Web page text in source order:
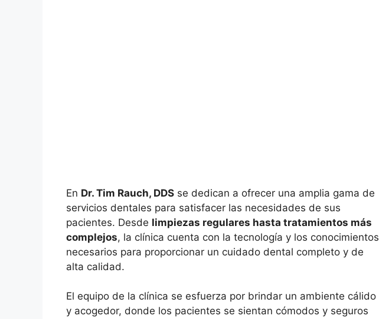
En Dr. Tim Rauch, DDS se dedican a ofrecer una amplia gama de
servicios dentales para satisfacer las necesidades de sus
pacientes. Desde limpiezas regulares hasta tratamientos más
complejos, la clínica cuenta con la tecnología y los conocimientos
necesarios para proporcionar un cuidado dental completo y de
alta calidad.
El equipo de la clínica se esfuerza por brindar un ambiente cálido
y acogedor, donde los pacientes se sientan cómodos y seguros